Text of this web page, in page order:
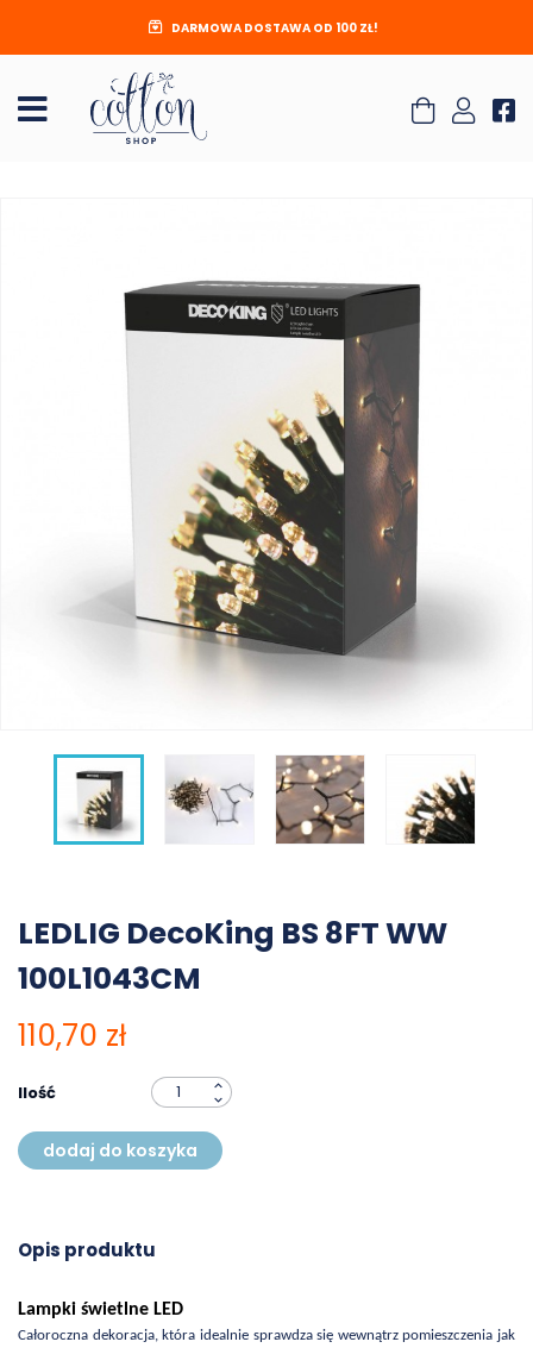
DARMOWA DOSTAWA OD 100 ZŁ!
LEDLIG DecoKing BS 8FT WW
100L1043CM
110,70 zł
Ilość
dodaj do koszyka
Opis produktu
Lampki świetlne LED
Całoroczna dekoracja, która idealnie sprawdza się wewnątrz pomieszczenia jak